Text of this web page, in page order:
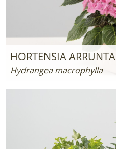
HORTENSIA ARRUNTA
Hydrangea macrophylla